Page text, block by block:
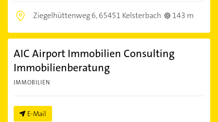
Ziegelhüttenweg 6,65451 Kelsterbach 143 m
AIC Airport Immobilien Consulting
Immobilienberatung
IMMOBILIEN
E-Mail